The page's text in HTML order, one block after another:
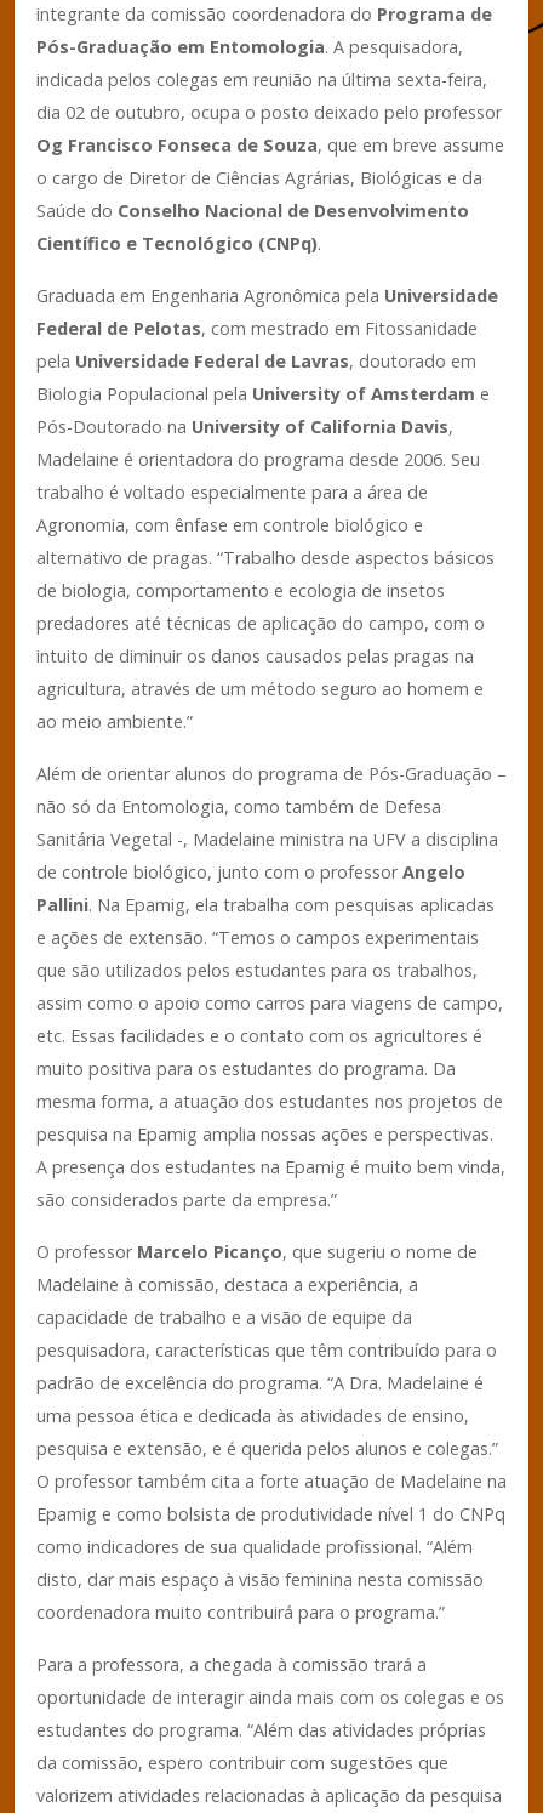
integrante da comissão coordenadora do Programa de
Pós-Graduação em Entomologia. A pesquisadora,
indicada pelos colegas em reunião na última sexta-feira,
dia 02 de outubro, ocupa o posto deixado pelo professor
Og Francisco Fonseca de Souza, que em breve assume
o cargo de Diretor de Ciências Agrárias, Biológicas e da
Saúde do Conselho Nacional de Desenvolvimento
Científico e Tecnológico (CNPq).
Graduada em Engenharia Agronômica pela Universidade
Federal de Pelotas, com mestrado em Fitossanidade
pela Universidade Federal de Lavras, doutorado em
Biologia Populacional pela University of Amsterdam e
Pós-Doutorado na University of California Davis,
Madelaine é orientadora do programa desde 2006. Seu
trabalho é voltado especialmente para a área de
Agronomia, com ênfase em controle biológico e
alternativo de pragas. “Trabalho desde aspectos básicos
de biologia, comportamento e ecologia de insetos
predadores até técnicas de aplicação do campo, com o
intuito de diminuir os danos causados pelas pragas na
agricultura, através de um método seguro ao homem e
ao meio ambiente.”
Além de orientar alunos do programa de Pós-Graduação –
não só da Entomologia, como também de Defesa
Sanitária Vegetal -, Madelaine ministra na UFV a disciplina
de controle biológico, junto com o professorAngelo
Pallini. Na Epamig, ela trabalha com pesquisas aplicadas
e ações de extensão. “Temos o campos experimentais
que são utilizados pelos estudantes para os trabalhos,
assim como o apoio como carros para viagens de campo,
etc. Essas facilidades e o contato com os agricultores é
muito positiva para os estudantes do programa. Da
mesma forma, a atuação dos estudantes nos projetos de
pesquisa na Epamig amplia nossas ações e perspectivas.
A presença dos estudantes na Epamig é muito bem vinda,
são considerados parte da empresa.”
O professor Marcelo Picanço, que sugeriu o nome de
Madelaine à comissão, destaca a experiência, a
capacidade de trabalho e a visão de equipe da
pesquisadora, características que têm contribuído para o
padrão de excelência do programa. “A Dra. Madelaine é
uma pessoa ética e dedicada às atividades de ensino,
pesquisa e extensão, e é querida pelos alunos e colegas.”
O professor também cita a forte atuação de Madelaine na
Epamig e como bolsista de produtividade nível 1 do CNPq
como indicadores de sua qualidade profissional. “Além
disto, dar mais espaço à visão feminina nesta comissão
coordenadora muito contribuirá para o programa.”
Para a professora, a chegada à comissão trará a
oportunidade de interagir ainda mais com os colegas e os
estudantes do programa. “Além das atividades próprias
da comissão, espero contribuir com sugestões que
valorizem atividades relacionadas à aplicação da pesquisa